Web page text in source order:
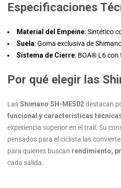
Especificaciones
Material del Empeine: Sintético
Suela: Goma exclusiva de
Sistema de Cierre: BOA® L6 con
Por qué elegir las
LasShimano SH-ME502destacan
funcional y características
experiencia superior en el trail. Su
pensados para el ciclista las
para quienes buscan rendimiento,
cada salida.